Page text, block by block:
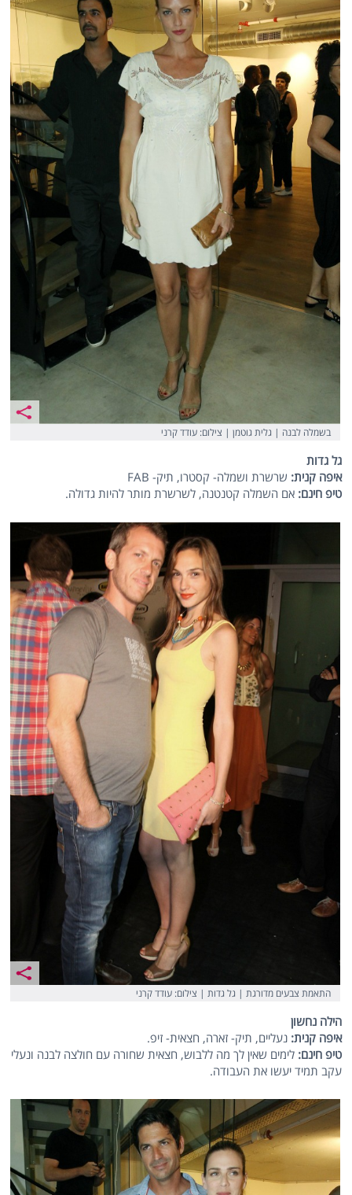
בשמלה לבנה | גלית גוטמן | צילום: עודד קרני
גל גדות
איפה קנית: שרשרת ושמלה- קסטרו, תיק- FAB
טיפ חינם:אם השמלה קטנטנה, לשרשרת מותר להיות גדולה.
התאמת צבעים מדורגת | גל גדות | צילום: עודד קרני
הילה נחשון
איפה קנית:נעליים, תיק- זארה, חצאית- זיפ.
טיפ חינם: לימים שאין לך מה ללבוש, חצאית שחורה עם חולצה לבנה ונעלי
עקב תמיד יעשו את העבודה.